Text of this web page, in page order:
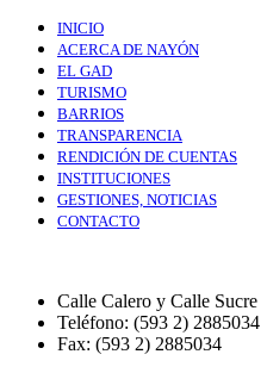
INICIO
ACERCA DE NAYÓN
EL GAD
TURISMO
BARRIOS
TRANSPARENCIA
RENDICIÓN DE CUENTAS
INSTITUCIONES
GESTIONES, NOTICIAS
CONTACTO
Calle Calero y Calle Sucre
Teléfono: (593 2) 2885034
Fax: (593 2) 2885034